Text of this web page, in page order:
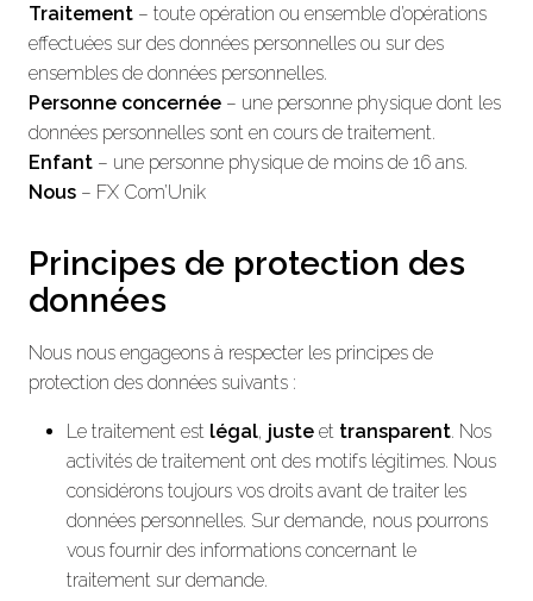
Traitement – toute opération ou ensemble d’opérations
effectuées sur des données personnelles ou sur des
ensembles de données personnelles.
Personne concernée – une personne physique dont les
données personnelles sont en cours de traitement.
Enfant – une personne physique de moins de 16 ans.
Nous – FX Com’Unik
Principes de protection des
données
Nous nous engageons à respecter les principes de
protection des données suivants :
Le traitement est légal, juste et transparent. Nos
activités de traitement ont des motifs légitimes. Nous
considérons toujours vos droits avant de traiter les
données personnelles. Sur demande, nous pourrons
vous fournir des informations concernant le
traitement sur demande.